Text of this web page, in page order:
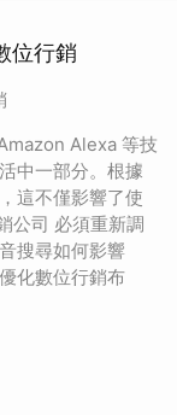
位行銷
Alexa 等技
中一部分。根據
這不僅影響了使
公司 必須重新調
搜尋如何影響
化數位行銷布